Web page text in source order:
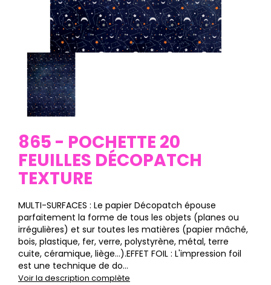
865 - POCHETTE 20
FEUILLES DÉCOPATCH
TEXTURE
MULTI-SURFACES : Le papier Décopatch épouse
parfaitement la forme de tous les objets (planes ou
irrégulières) et sur toutes les matières (papier mâché,
bois, plastique, fer, verre, polystyrène, métal, terre
cuite, céramique, liège…).EFFET FOIL : L'impression foil
est une technique de do...
Voir la description complète